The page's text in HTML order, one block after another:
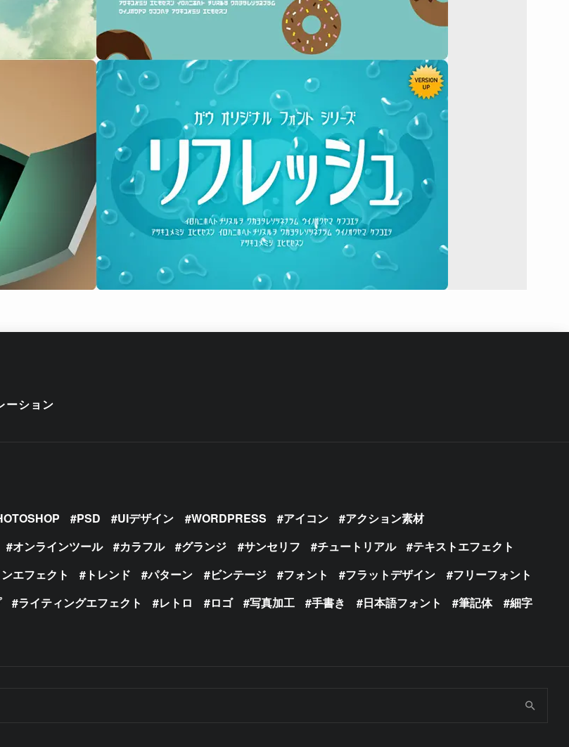
ーション
PSD UIデザイン WORDPRESS アイコン
アクション素材
オンラインツール カラフル グランジ サンセリフ チュートリアル
テキストエフェクト
エフェクト トレンド パターン ビンテージ フォント フラットデザイン
フリーフォント
ライティングエフェクト レトロ ロゴ 写真加工 手書き 日本語フォント 筆記体
細字